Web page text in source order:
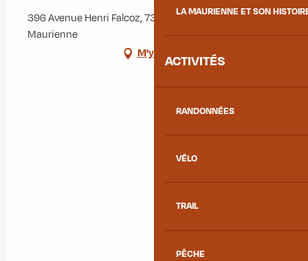
LA MAURIENNE ET SON
ACTIVITÉS
RANDONNÉES
VÉLO
TRAIL
PÊCHE
396 Avenue Henri Falcoz, 73300 Saint-Jean-de-
Maurienne
M'y rendre